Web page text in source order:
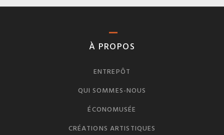
À PROPOS
ENTREPÔT
QUI SOMMES-NOUS
ÉCONOMUSÉE
CRÉATIONS ARTISTIQUES